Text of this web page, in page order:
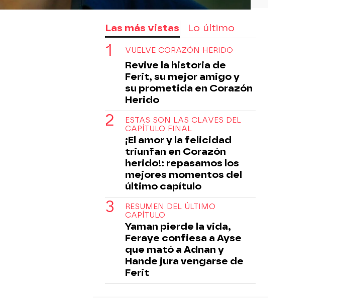
Las más vistas Lo último
VUELVE CORAZÓN HERIDO
Revive la historia de
Ferit, su mejor amigo y
su prometida en Corazón
Herido
ESTAS SON LAS CLAVES DEL
CAPÍTULO FINAL
¡El amor y la felicidad
triunfan en Corazón
herido!: repasamos los
mejores momentos del
último capítulo
RESUMEN DEL ÚLTIMO
CAPÍTULO
Yaman pierde la vida,
Feraye confiesa a Ayse
que mató a Adnan y
Hande jura vengarse de
Ferit